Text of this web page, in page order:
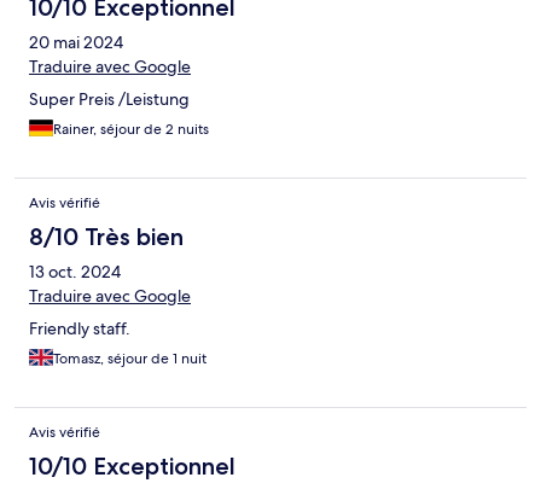
10/10 Exceptionnel
20 mai 2024
Traduire avec Google
Super Preis /Leistung
Rainer, séjour de 2 nuits
Avis vérifié
8/10 Très bien
13 oct. 2024
Traduire avec Google
Friendly staff.
Tomasz, séjour de 1 nuit
Avis vérifié
10/10 Exceptionnel